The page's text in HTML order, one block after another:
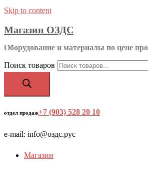
Skip to content
Магазин ОЗДС
Оборудование и материалы по цене
Поиск товаров
отдел продаж+7 (903) 528 20 10
e-mail: info@оздс.рус
Магазин